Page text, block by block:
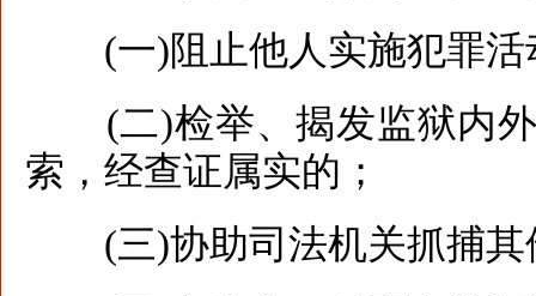
(一)阻止他人实施犯罪活
(二)检举、揭发监狱内外
索，经查证属实的；
(三)协助司法机关抓捕其